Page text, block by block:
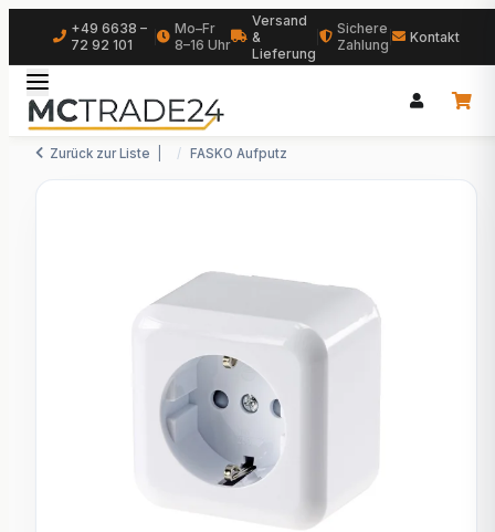
+49 6638 –
72 92 101
Mo–Fr
8–16 Uhr
Versand
&
Lieferung
Sichere
Zahlung
Kontakt
Zurück zur Liste FASKO Aufputz